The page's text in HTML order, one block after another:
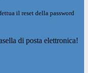
il reset della password
di posta elettronica!